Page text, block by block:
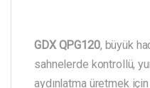
GDX QPG120, büyük
sahnelerde kontrollü,
aydınlatma üretmek